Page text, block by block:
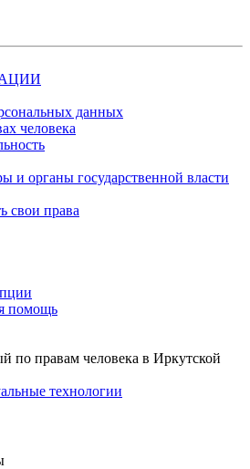
данных
человека
и органы государственной власти
свои права
помощь
по правам человека в Иркутской
технологии